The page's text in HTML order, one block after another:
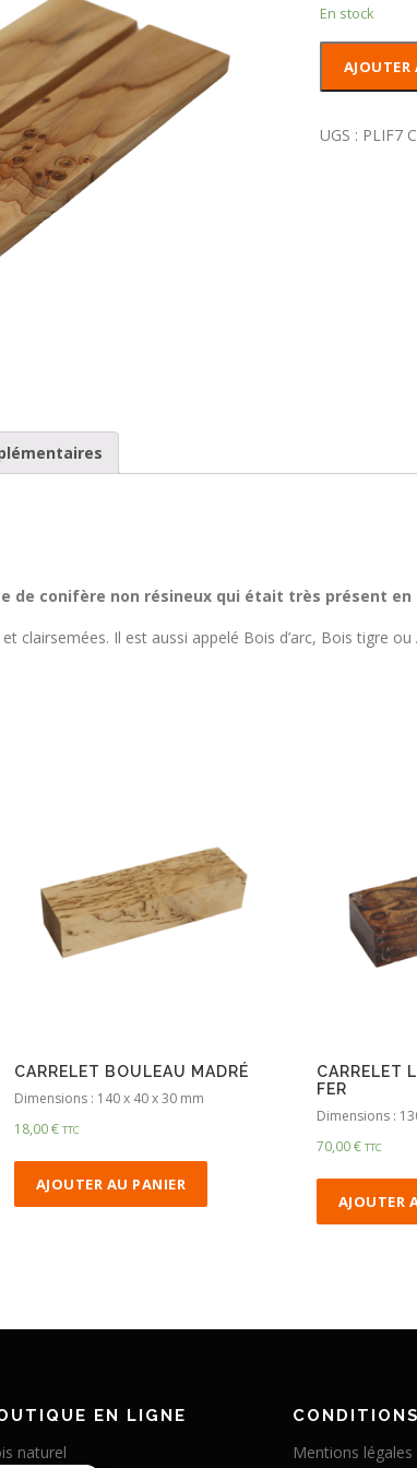
En stock
If
AJOUTER
UGS : PLIF7
de conifère non résineux qui était très présent en
clairsemées. Il est aussi appelé Bois d’arc, Bois tigre
CARRELET BOULEAU MADRÉ
Dimensions : 140 x 40 x 30 mm
18,00€ TTC
AJOUTER AU PANIER
CARRELET
FER
Dimensions :
70,00€ TTC
AJOUTER
EN LIGNE
naturel
CONDITIONS
Mentions